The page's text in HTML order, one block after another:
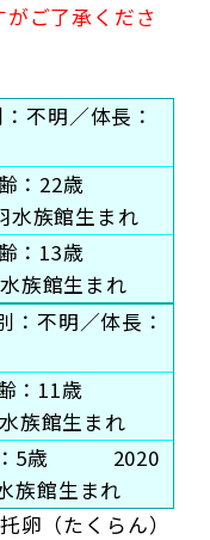
ご了承くださ
不明／体長：
齢：22歳
水族館生まれ
齢：13歳
族館生まれ
不明／体長：
齢：11歳
族館生まれ
：5歳 2020
族館生まれ
卵（たくらん）